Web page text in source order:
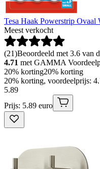
Tesa Haak Powerstrip Ovaal
Meest verkocht
(21)Beoordeeld met 3.6 van
4.71 met GAMMA
20% korting20% korting
20% korting, voordeelprijs:
5.89
Prijs: 5.89 euro